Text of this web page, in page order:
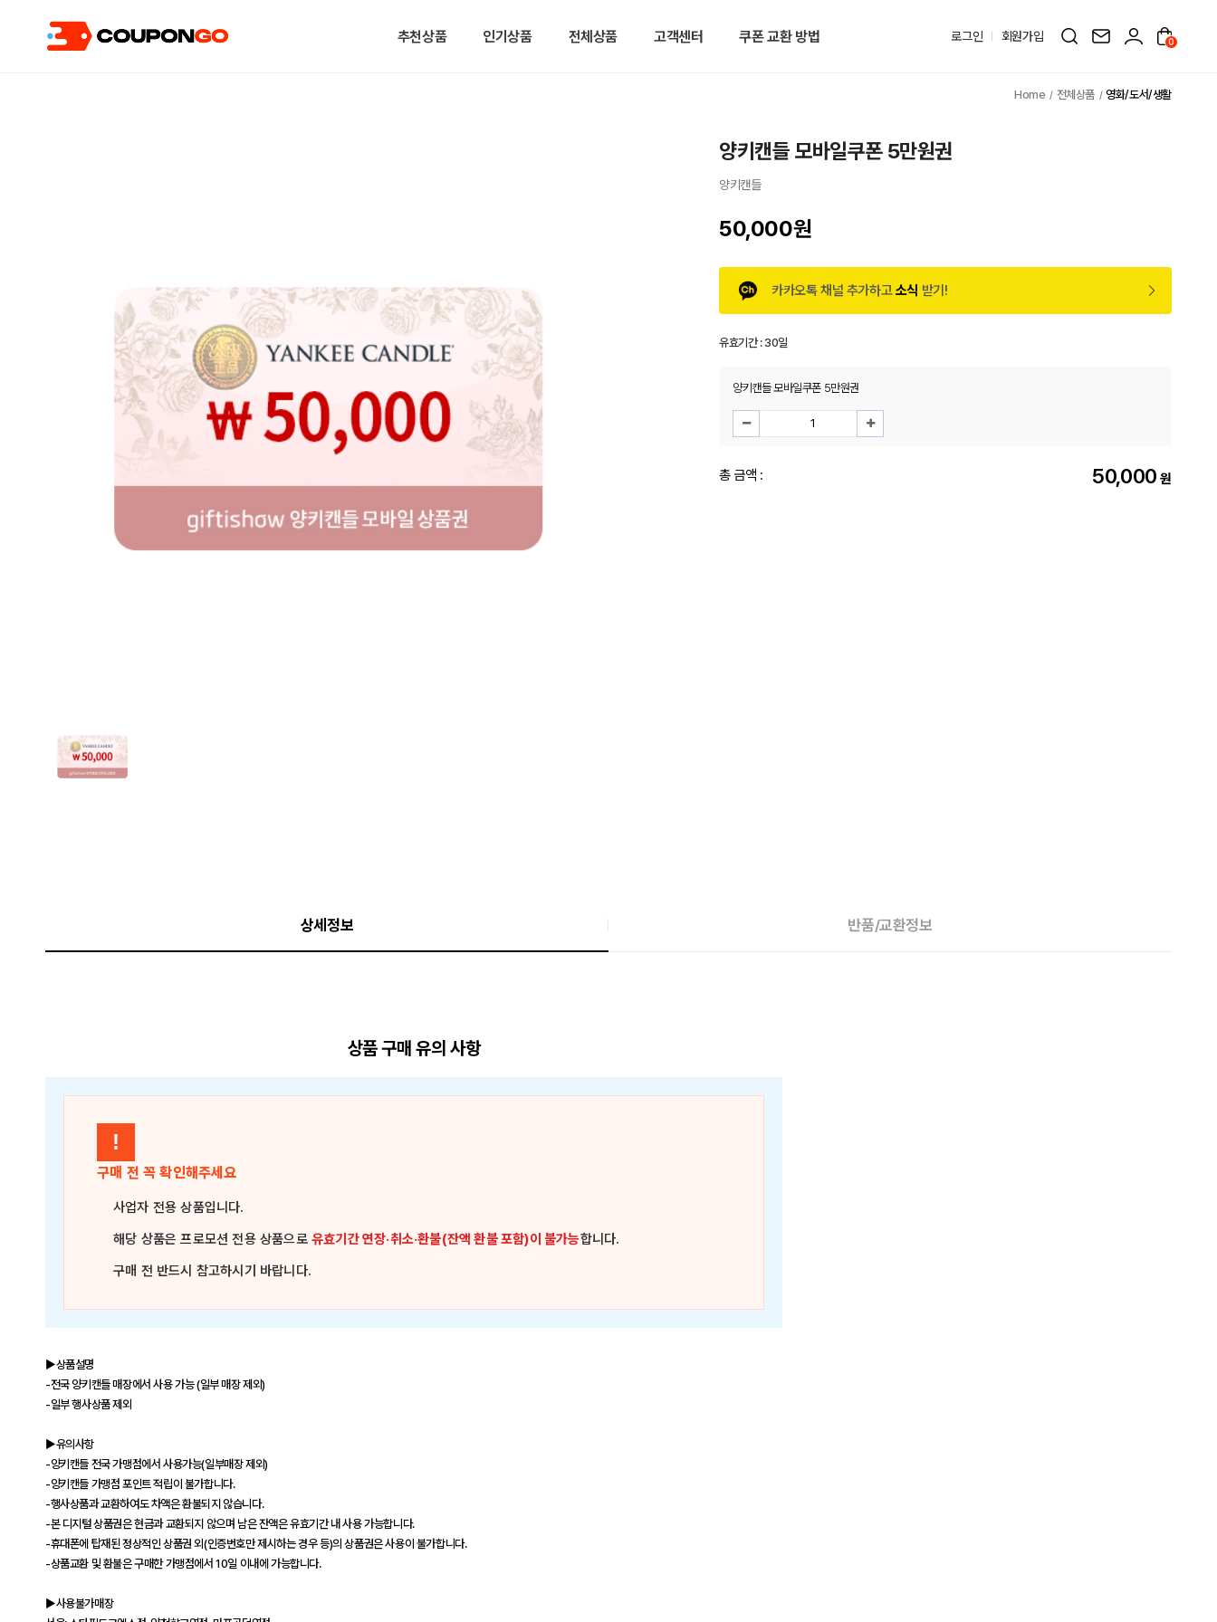
추천상품 인기상품 전체상품 고객센터 쿠폰 교환 방법 로그인 회원가입 0
전체상품 영화/도서/생활
양키캔들 모바일쿠폰 5만원권
양키캔들
50,000원
카카오톡 채널 추가하고소식 받기!
유효기간 :30일
양키캔들 모바일쿠폰 5만원권
총 금액 : 50,000 원
상세정보 반품/교환정보
상품 구매 유의 사항
!
구매 전 꼭 확인해주세요
사업자 전용 상품입니다.
해당 상품은프로모션 전용 상품으로유효기간 연장·취소·환불(잔액 환불 포함)이 불가능합니다.
구매 전 반드시 참고하시기 바랍니다.
▶상품설명
-전국 양키캔들 매장에서 사용 가능 (일부 매장 제외)
-일부 행사상품 제외
▶유의사항
-양키캔들 전국 가맹점에서 사용가능(일부매장 제외)
-양키캔들 가맹점 포인트 적립이 불가합니다.
-행사상품과 교환하여도 차액은 환불되지 않습니다.
-본 디지털 상품권은 현금과 교환되지 않으며 남은 잔액은 유효기간 내 사용 가능합니다.
-휴대폰에 탑재된 정상적인 상품권 외(인증번호만 제시하는 경우 등)의 상품권은 사용이 불가합니다.
-상품교환 및 환불은 구매한 가맹점에서 10일 이내에 가능합니다.
▶사용불가매장